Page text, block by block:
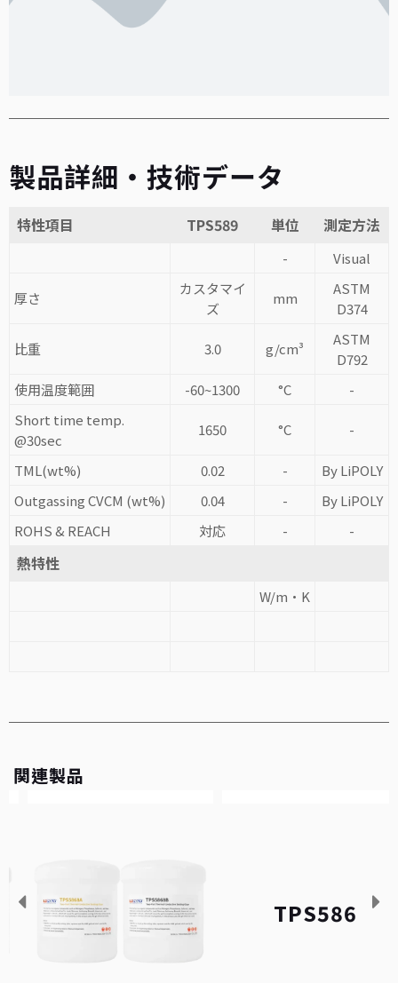
製品詳細・技術データ
特性項目 TPS589 単位 測定方法
- Visual
厚さ
カスタマイ
ズ
mm
ASTM
D374
比重 3.0 g/cm³
ASTM
D792
使用温度範囲
-60~1300 °C
-
Short time temp.
@30sec
1650 °C -
TML(wt%) 0.02 -
By LiPOLY
Outgassing CVCM (wt%)
0.04 -
By LiPOLY
ROHS & REACH
対応 - -
熱特性
W/m·K
関連製品